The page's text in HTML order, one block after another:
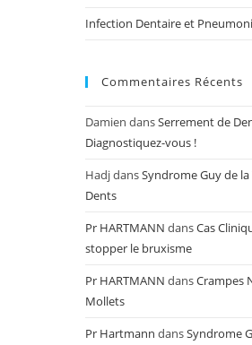
Infection Dentaire et
Commentaires Récents
Damien dansSerrement de
Diagnostiquez-vous !
HadjdansSyndrome Guy de
Dents
Pr HARTMANN dansCas
stopper le bruxisme
Pr HARTMANN dansCrampes
Mollets
Pr Hartmann dansSyndrome